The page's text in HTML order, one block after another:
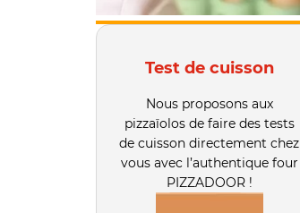
Test de cuisson
Nous proposons aux
pizzaïolos de faire des tests
de cuisson directement chez
vous avec l’authentique four
PIZZADOOR !